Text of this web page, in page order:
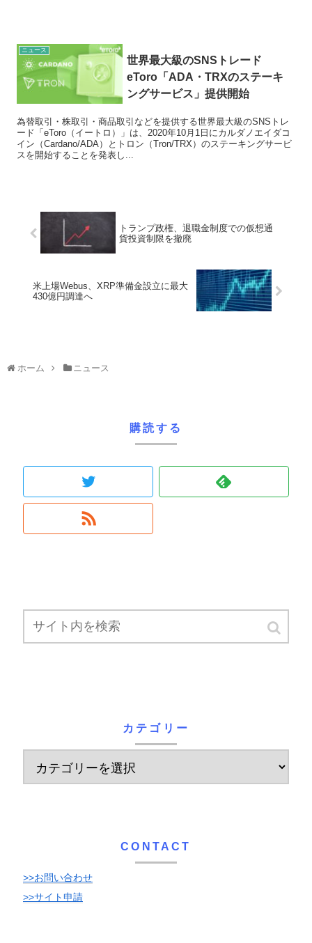
ニュース
世界最大級のSNSトレード
eToro「ADA・TRXのステーキ
ングサービス」提供開始
為替取引・株取引・商品取引などを提供する世界最大級のSNSトレ
ード「eToro（イートロ）」は、2020年10月1日にカルダノエイダコ
イン（Cardano/ADA）とトロン（Tron/TRX）のステーキングサービ
スを開始することを発表し...
トランプ政権、退職金制度での仮想通
貨投資制限を撤廃
米上場Webus、XRP準備金設立に最大
430億円調達へ
ホーム ニュース
購読する
カテゴリー
CONTACT
>>お問い合わせ
>>サイト申請